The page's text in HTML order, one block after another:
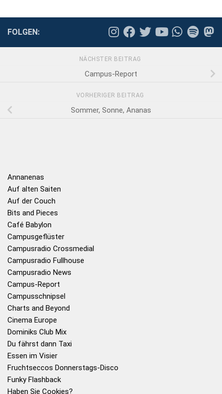
FOLGEN:
NÄCHSTER BEITRAG
Campus-Report
VORHERIGER BEITRAG
Sommer, Sonne, Ananas
Annanenas
Auf alten Saiten
Auf der Couch
Bits and Pieces
Café Babylon
Campusgeflüster
Campusradio Crossmedial
Campusradio Fullhouse
Campusradio News
Campus-Report
Campusschnipsel
Charts and Beyond
Cinema Europe
Dominiks Club Mix
Du fährst dann Taxi
Essen im Visier
Fruchtseccos Donnerstags-Disco
Funky Flashback
Haben Sie Cookies?